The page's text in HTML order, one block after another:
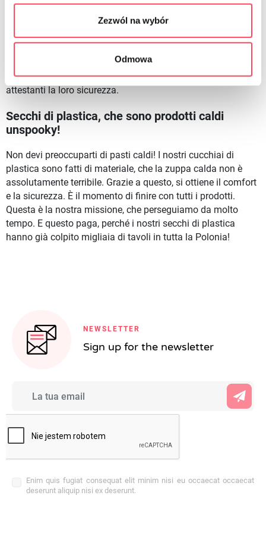
Zezwól na wybór
Odmowa
In vi-go ci preoccupiamo in modo particolare della qualità
dei nostri prodotti. I secchi di plastica sono comunemente
associati al manichino rotto. Tuttavia, questo problema non
vengono creati grazie alle moderne tecniche di produzione.
Per questo, essi li distinguono con gli attestati appropriati
attestanti la loro sicurezza.
Secchi di plastica, che sono prodotti caldi
unspooky!
Non devi preoccuparti di pasti caldi! I nostri cucchiai di
plastica sono fatti di materiale, che la zuppa calda non è
assolutamente terribile. Grazie a questo, si ottiene il comfort
e la sicurezza. È il momento di finire con tutti i prodotti.
Questa è la nostra missione, che perseguiamo da molto
tempo. E questo paga, perché i nostri secchi di plastica
hanno già colpito migliaia di tavoli in tutta la Polonia!
NEWSLETTER
Sign up for the newsletter
Enim quis fugiat consequat elit minim nisi eu occaecat occaecat
deserunt aliquip nisi ex deserunt.